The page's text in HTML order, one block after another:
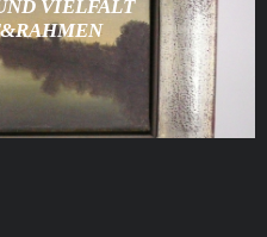
VIELFALT